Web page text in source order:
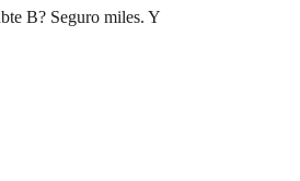
B? Seguro miles. Y